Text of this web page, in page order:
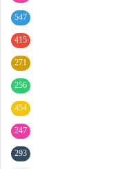
547
415
271
256
454
247
293